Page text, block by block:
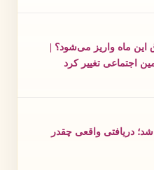
ماه واریز می‌شود؟ |
اجتماعی تغییر کرد
دریافتی واقعی چقدر